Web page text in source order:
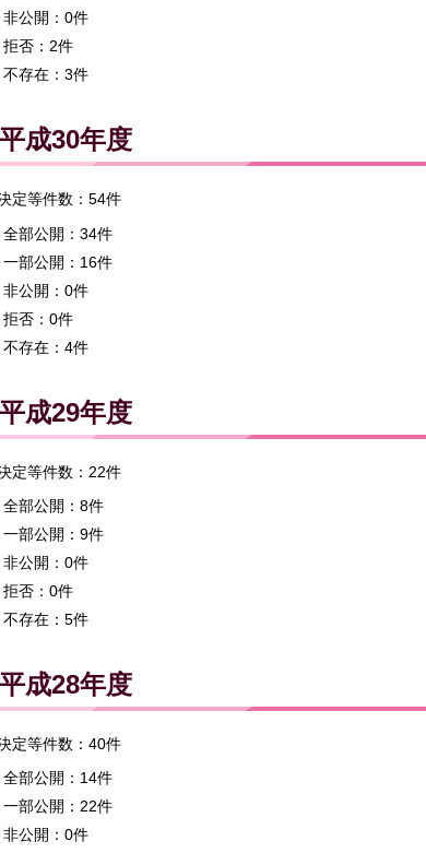
非公開：0件
拒否：2件
不存在：3件
平成30年度
定等件数：54件
全部公開：34件
一部公開：16件
非公開：0件
拒否：0件
不存在：4件
平成29年度
定等件数：22件
全部公開：8件
一部公開：9件
非公開：0件
拒否：0件
不存在：5件
平成28年度
定等件数：40件
全部公開：14件
一部公開：22件
非公開：0件